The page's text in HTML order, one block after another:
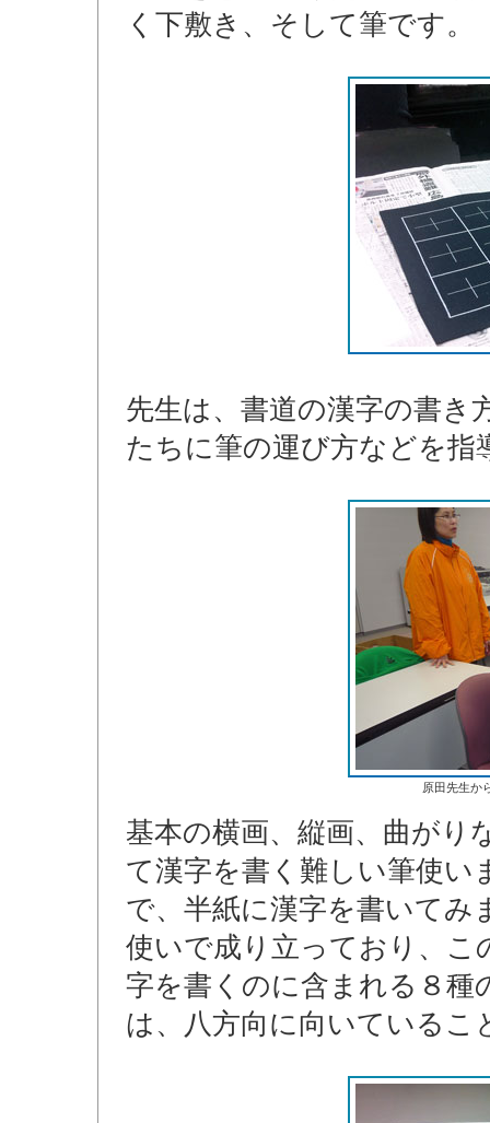
く下敷き、そして筆です。
先生は、書道の漢字の書き
たちに筆の運び方などを指
原田先生か
基本の横画、縦画、曲がり
て漢字を書く難しい筆使
で、半紙に漢字を書いてみ
使いで成り立っており、こ
字を書くのに含まれる８種
は、八方向に向いているこ